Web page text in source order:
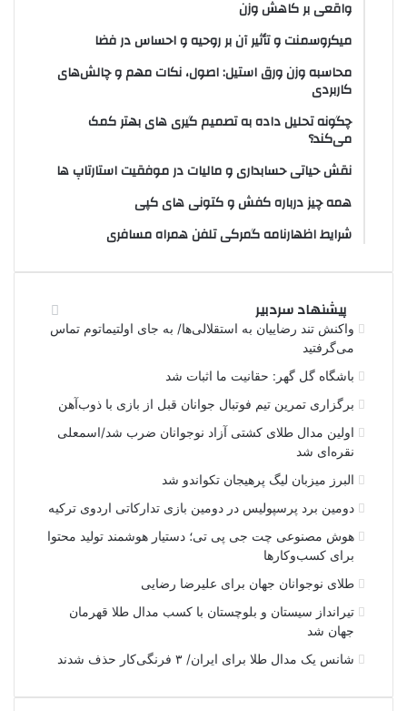
واقعی بر کاهش وزن
میکروسمنت و تأثیر آن بر روحیه و احساس در فضا
محاسبه وزن ورق استیل: اصول، نکات مهم و چالش‌های
کاربردی
چگونه تحلیل داده به تصمیم گیری های بهتر کمک
می‌کند؟
نقش حیاتی حسابداری و مالیات در موفقیت استارتاپ ها
همه چیز درباره کفش و کتونی های کپی
شرایط اظهارنامه گمرکی تلفن همراه مسافری
پیشنهاد سردبیر
واکنش تند رضاییان به استقلالی‌ها/ به جای اولتیماتوم تماس
می‌گرفتید
باشگاه گل گهر: حقانیت ما اثبات شد
برگزاری تمرین تیم فوتبال جوانان قبل از بازی با ذوب‌آهن
اولین مدال طلای کشتی آزاد نوجوانان ضرب شد/اسمعلی
نقره‌ای شد
البرز میزبان لیگ پرهیجان تکواندو شد
دومین برد پرسپولیس در دومین بازی تدارکاتی اردوی ترکیه
هوش مصنوعی چت جی پی تی؛ دستیار هوشمند تولید محتوا
برای کسب‌وکارها
طلای نوجوانان جهان برای علیرضا رضایی
تیرانداز سیستان و بلوچستان با کسب مدال طلا قهرمان
جهان شد
شانس یک مدال طلا برای ایران/ ۳ فرنگی‌کار حذف شدند